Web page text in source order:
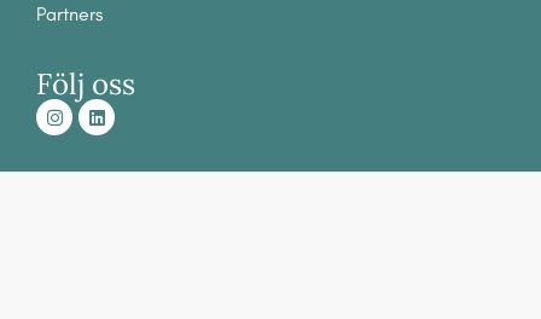
Partners
Följ oss